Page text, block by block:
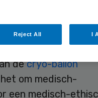
de Wet medisch-
(WMO) vielen.
artsen in het
decryo-ballon
om medisch-
een medisch-
Reject All I